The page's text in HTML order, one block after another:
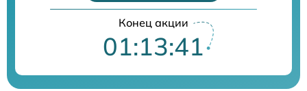
Конец акции
01:13:40